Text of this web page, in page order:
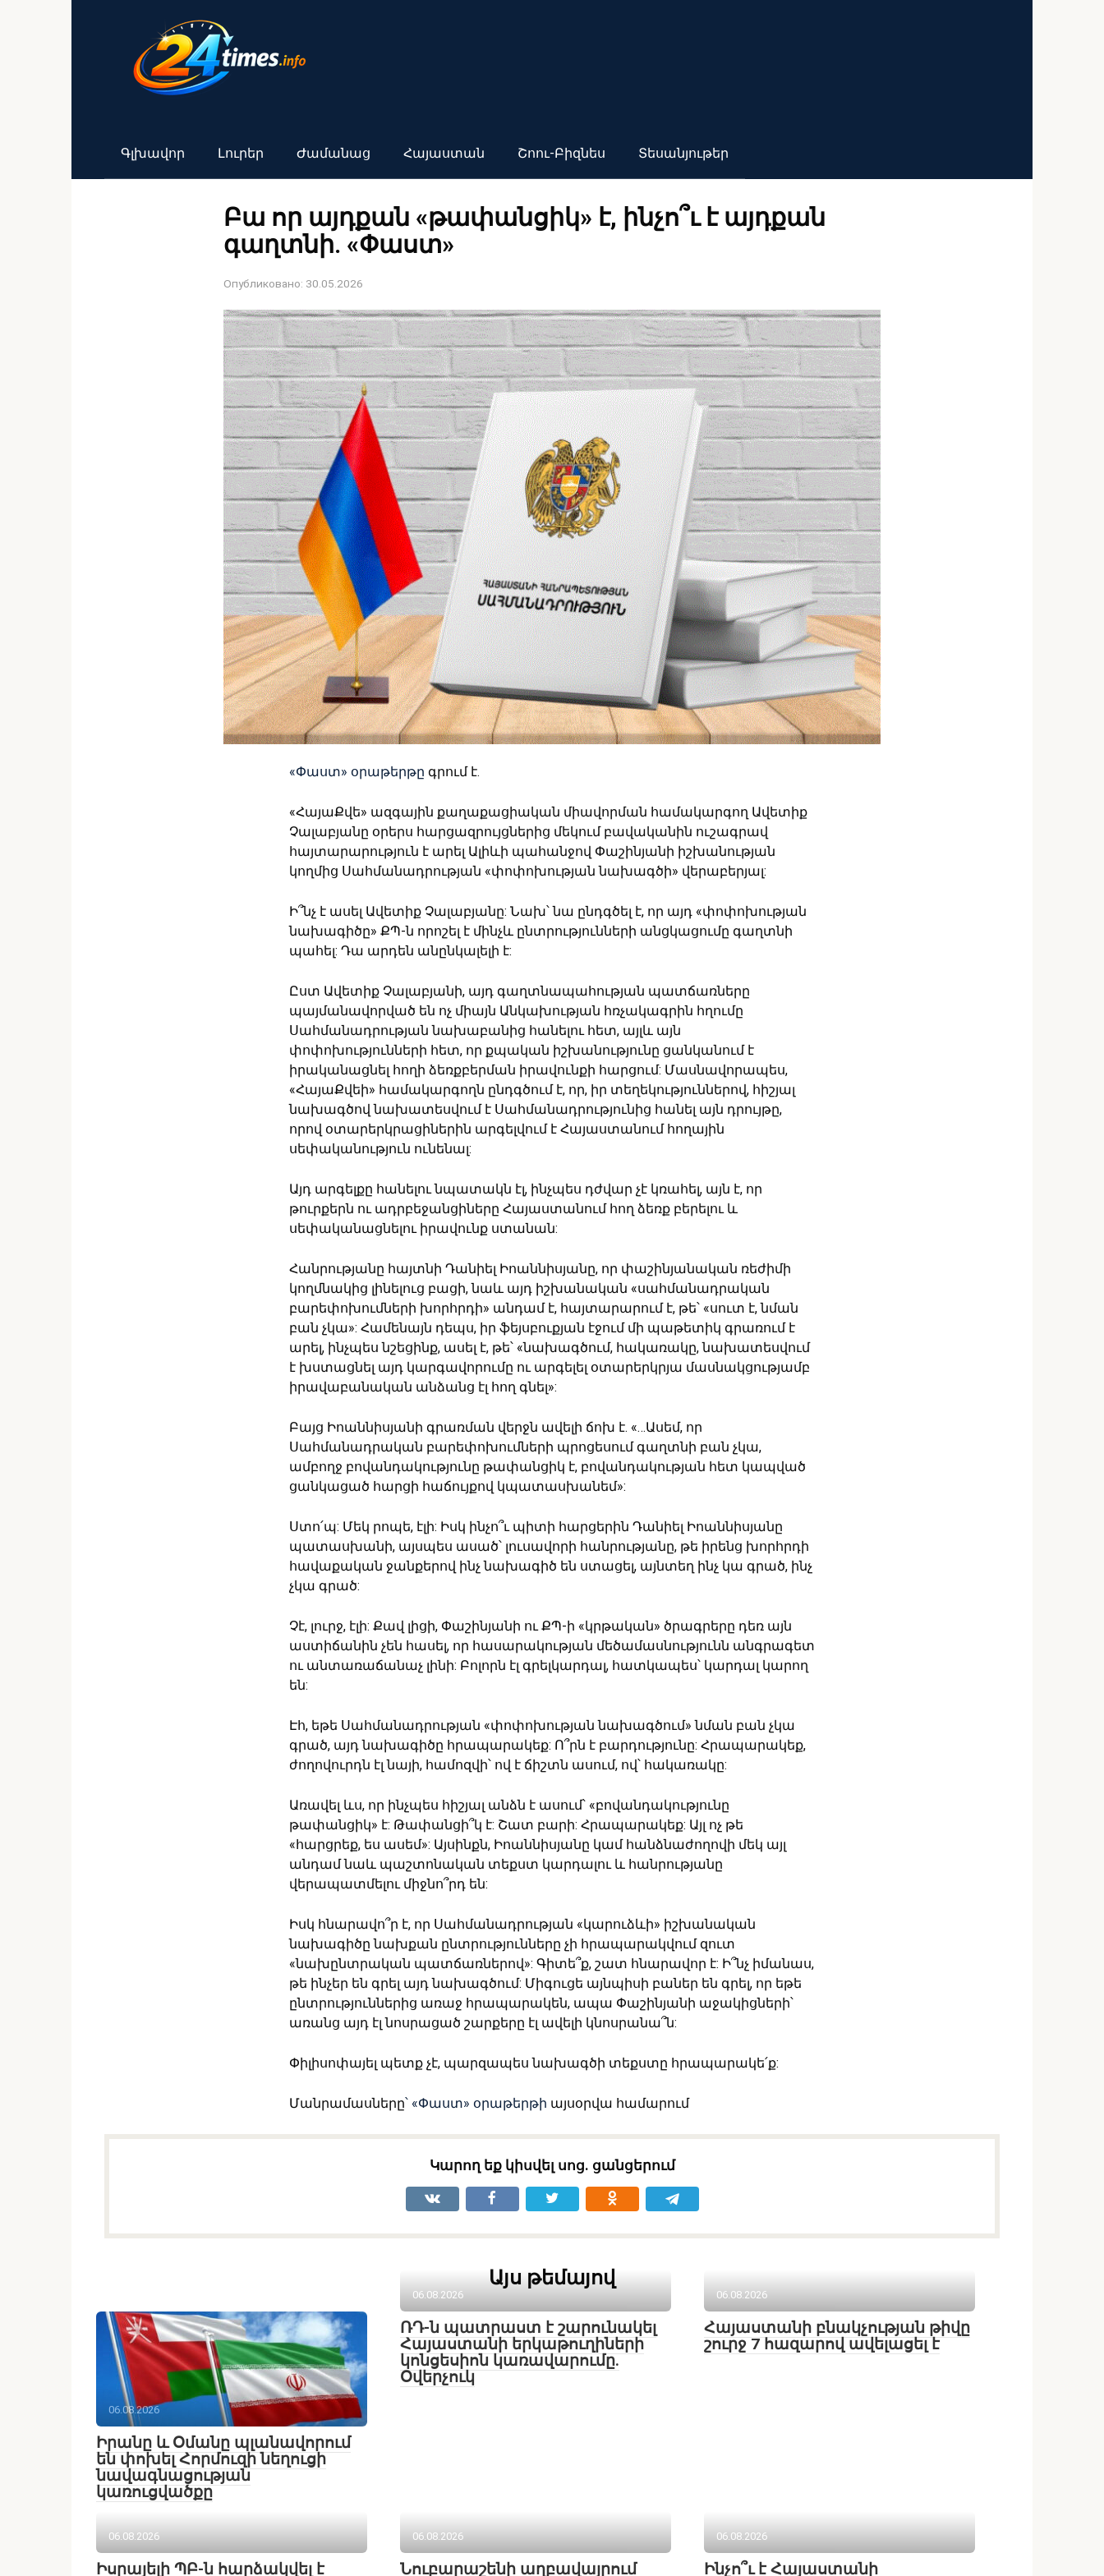
Գլխավոր Լուրեր Ժամանաց Հայաստան Շոու-Բիզնես Տեսանյութեր
Բա որ այդքան «թափանցիկ» է, ինչո՞ւ է այդքան
գաղտնի. «Փաստ»
Опубликовано: 30.05.2026
«Փաստ» օրաթերթը գրում է.
«ՀայաՔվե» ազգային քաղաքացիական միավորման համակարգող Ավետիք
Չալաբյանը օրերս հարցազրույցներից մեկում բավականին ուշագրավ
հայտարարություն է արել Ալիևի պահանջով Փաշինյանի իշխանության
կողմից Սահմանադրության «փոփոխության նախագծի» վերաբերյալ:
Ի՞նչ է ասել Ավետիք Չալաբյանը: Նախ՝ նա ընդգծել է, որ այդ «փոփոխության
նախագիծը» ՔՊ-ն որոշել է մինչև ընտրությունների անցկացումը գաղտնի
պահել: Դա արդեն անընկալելի է:
Ըստ Ավետիք Չալաբյանի, այդ գաղտնապահության պատճառները
պայմանավորված են ոչ միայն Անկախության հռչակագրին հղումը
Սահմանադրության նախաբանից հանելու հետ, այլև այն
փոփոխությունների հետ, որ քպական իշխանությունը ցանկանում է
իրականացնել հողի ձեռքբերման իրավունքի հարցում: Մասնավորապես,
«ՀայաՔվեի» համակարգողն ընդգծում է, որ, իր տեղեկություններով, հիշյալ
նախագծով նախատեսվում է Սահմանադրությունից հանել այն դրույթը,
որով օտարերկրացիներին արգելվում է Հայաստանում հողային
սեփականություն ունենալ:
Այդ արգելքը հանելու նպատակն էլ, ինչպես դժվար չէ կռահել, այն է, որ
թուրքերն ու ադրբեջանցիները Հայաստանում հող ձեռք բերելու և
սեփականացնելու իրավունք ստանան:
Հանրությանը հայտնի Դանիել Իոաննիսյանը, որ փաշինյանական ռեժիմի
կողմնակից լինելուց բացի, նաև այդ իշխանական «սահմանադրական
բարեփոխումների խորհրդի» անդամ է, հայտարարում է, թե՝ «սուտ է, նման
բան չկա»: Համենայն դեպս, իր ֆեյսբուքյան էջում մի պաթետիկ գրառում է
արել, ինչպես նշեցինք, ասել է, թե՝ «նախագծում, հակառակը, նախատեսվում
է խստացնել այդ կարգավորումը ու արգելել օտարերկրյա մասնակցությամբ
իրավաբանական անձանց էլ հող գնել»:
Բայց Իոաննիսյանի գրառման վերջն ավելի ճոխ է. «…Ասեմ, որ
Սահմանադրական բարեփոխումների պրոցեսում գաղտնի բան չկա,
ամբողջ բովանդակությունը թափանցիկ է, բովանդակության հետ կապված
ցանկացած հարցի հաճույքով կպատասխանեմ»:
Ստո՛պ: Մեկ րոպե, էլի: Իսկ ինչո՞ւ պիտի հարցերին Դանիել Իոաննիսյանը
պատասխանի, այսպես ասած՝ լուսավորի հանրությանը, թե իրենց խորհրդի
հավաքական ջանքերով ինչ նախագիծ են ստացել, այնտեղ ինչ կա գրած, ինչ
չկա գրած:
Չէ, լուրջ, էլի: Քավ լիցի, Փաշինյանի ու ՔՊ-ի «կրթական» ծրագրերը դեռ այն
աստիճանին չեն հասել, որ հասարակության մեծամասնությունն անգրագետ
ու անտառաճանաչ լինի: Բոլորն էլ գրելկարդալ, հատկապես՝ կարդալ կարող
են:
Էհ, եթե Սահմանադրության «փոփոխության նախագծում» նման բան չկա
գրած, այդ նախագիծը հրապարակեք: Ո՞րն է բարդությունը: Հրապարակեք,
ժողովուրդն էլ նայի, համոզվի՝ ով է ճիշտն ասում, ով՝ հակառակը:
Առավել ևս, որ ինչպես հիշյալ անձն է ասում՝ «բովանդակությունը
թափանցիկ» է: Թափանցի՞կ է: Շատ բարի: Հրապարակեք: Այլ ոչ թե
«հարցրեք, ես ասեմ»: Այսինքն, Իոաննիսյանը կամ հանձնաժողովի մեկ այլ
անդամ նաև պաշտոնական տեքստ կարդալու և հանրությանը
վերապատմելու միջնո՞րդ են:
Իսկ հնարավո՞ր է, որ Սահմանադրության «կարուձևի» իշխանական
նախագիծը նախքան ընտրությունները չի հրապարակվում զուտ
«նախընտրական պատճառներով»: Գիտե՞ք, շատ հնարավոր է: Ի՞նչ իմանաս,
թե ինչեր են գրել այդ նախագծում: Միգուցե այնպիսի բաներ են գրել, որ եթե
ընտրություններից առաջ հրապարակեն, ապա Փաշինյանի աջակիցների՝
առանց այդ էլ նոսրացած շարքերը էլ ավելի կնոսրանա՞ն:
Փիլիսոփայել պետք չէ, պարզապես նախագծի տեքստը հրապարակե՛ք:
Մանրամասները՝ «Փաստ» օրաթերթի այսօրվա համարում
Կարող եք կիսվել սոց․ ցանցերում
Այս թեմայով
06.08.2026
Իրանը և Օմանը պլանավորում
են փոխել Հորմուզի նեղուցի
նավագնացության
կառուցվածքը
06.08.2026
ՌԴ-ն պատրաստ է շարունակել
Հայաստանի երկաթուղիների
կոնցեսիոն կառավարումը.
Օվերչուկ
06.08.2026
Հայաստանի բնակչության թիվը
շուրջ 7 հազարով ավելացել է
06.08.2026
Իսրայելի ՊԲ-ն հարձակվել է
06.08.2026
Նուբարաշենի աղբավայրում
06.08.2026
Ինչո՞ւ է Հայաստանի